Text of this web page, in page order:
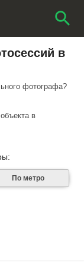
search
в
фотографа?
в
По метро